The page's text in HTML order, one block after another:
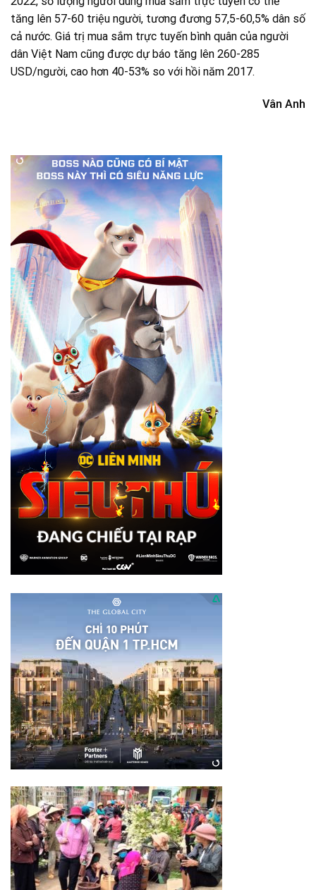
tăng lên 57-60 triệu người, tương đương 57,5-60,5% dân số
cả nước. Giá trị mua sắm trực tuyến bình quân của người
dân Việt Nam cũng được dự báo tăng lên 260-285
USD/người, cao hơn 40-53% so với hồi năm 2017.
Vân Anh